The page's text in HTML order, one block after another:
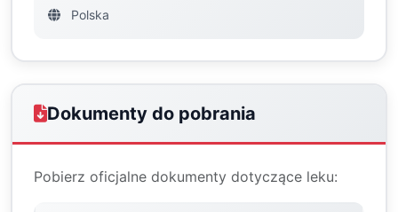
Polska
Dokumenty do pobrania
Pobierz oficjalne dokumenty dotyczące leku: